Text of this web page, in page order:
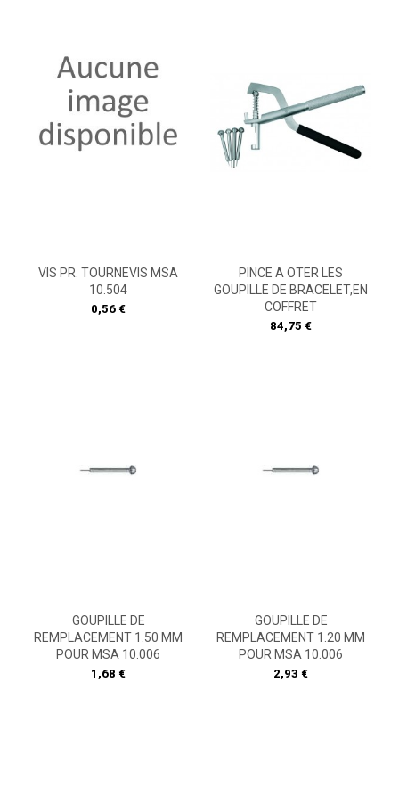
VIS PR. TOURNEVIS MSA
10.504
Prix
0,56 €
PINCE A OTER LES
GOUPILLE DE BRACELET,EN
COFFRET
Prix
84,75 €
GOUPILLE DE
REMPLACEMENT 1.50 MM
POUR MSA 10.006
Prix
1,68 €
GOUPILLE DE
REMPLACEMENT 1.20 MM
POUR MSA 10.006
Prix
2,93 €